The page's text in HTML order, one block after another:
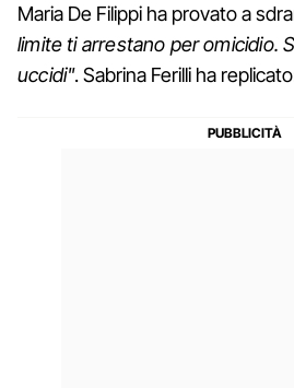
Maria De Filippi ha provato a
limite ti arrestano per omicidio.
uccidi". Sabrina Ferilli ha